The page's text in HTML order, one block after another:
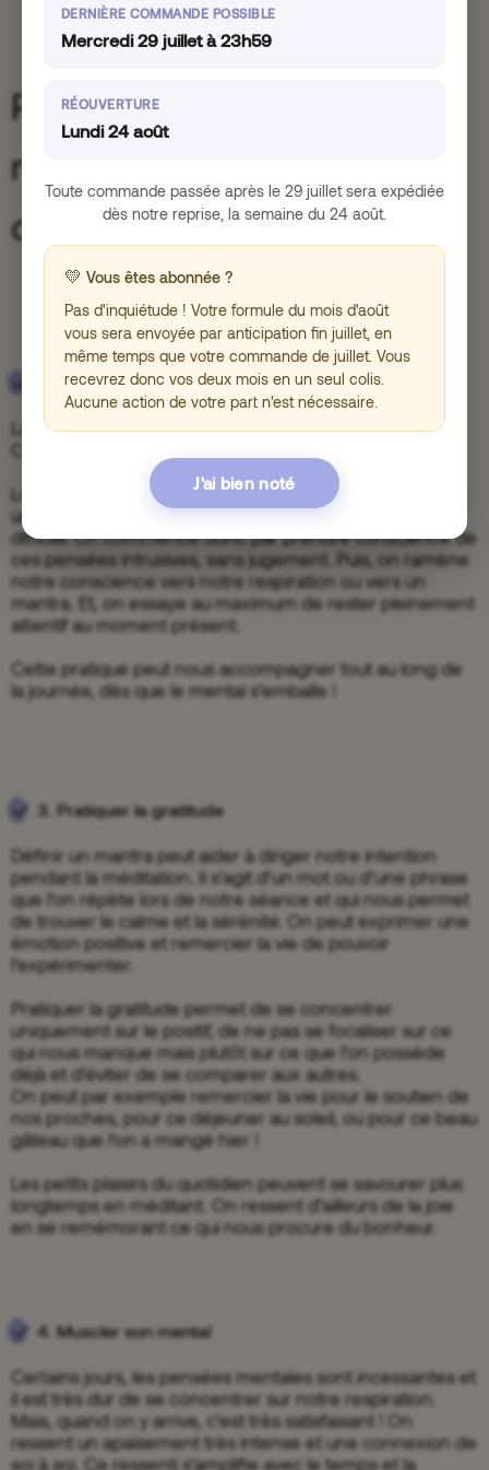
Prendre conscience du
mode par défaut de notre
cerveau.
2. Apaiser les ruminations mentales
La méditation est un entraînement de notre cerveau.
Les pensées parasites sont normales. Se concentrer
uniquement sur le moment présent sera au début
difficile. On commence donc par prendre conscience de
ces pensées intrusives, sans jugement. Puis, on ramène
notre conscience vers notre respiration ou vers un
mantra. Et, on essaye au maximum de rester pleinement
attentif au moment présent.
Cette pratique peut nous accompagner tout au long de
la journée, dès que le mental s’emballe !
3. Pratiquer la gratitude
Définir un mantra peut aider à diriger notre intention
pendant la méditation. Il s’agit d’un mot ou d’une phrase
que l’on répète lors de notre séance et qui nous permet
de trouver le calme et la sérénité. On peut exprimer une
émotion positive et remercier la vie de pouvoir
l’expérimenter.
Pratiquer la gratitude permet de se concentrer
uniquement sur le positif, de ne pas se focaliser sur ce
qui nous manque mais plutôt sur ce que l’on possède
déjà et d’éviter de se comparer aux autres.
On peut par exemple remercier la vie pour le soutien de
nos proches, pour ce déjeuner au soleil, ou pour ce beau
gâteau que l’on a mangé hier !
Les petits plaisirs du quotidien peuvent se savourer plus
longtemps en méditant. On ressent d’ailleurs de la joie
en se remémorant ce qui nous procure du bonheur.
4. Muscler son mental
Certains jours, les pensées mentales sont incessantes et
il est très dur de se concentrer sur notre respiration.
Mais, quand on y arrive, c’est très satisfaisant ! On
ressent un apaisement très intense et une connexion de
soi à soi. Ce ressenti s’amplifie avec le temps et la
DERNIÈRE COMMANDE POSSIBLE
Mercredi 29 juillet à 23h59
RÉOUVERTURE
Lundi 24 août
Toute commande passée après le 29 juillet sera expédiée
dès notre reprise, la semaine du 24 août.
💛 Vous êtes abonnée ?
Pas d'inquiétude ! Votre formule du mois d'août
vous sera envoyée par anticipation fin juillet, en
même temps que votre commande de juillet. Vous
recevrez donc vos deux mois en un seul colis.
Aucune action de votre part n'est nécessaire.
J'ai bien noté